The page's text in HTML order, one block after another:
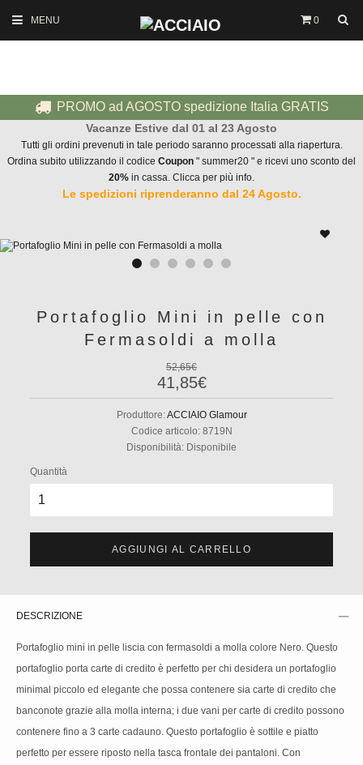
MENU 0
PROMO ad AGOSTO spedizione Italia GRATIS
Vacanze Estive dal 01 al 23 Agosto
Tutti gli ordini prevenuti in tale periodo saranno processati alla riapertura.
Ordina subito utilizzando il codice Coupon " summer20 " e ricevi uno sconto del
20% in cassa. Clicca per più info.
Le spedizioni riprenderanno dal 24 Agosto.
Portafoglio Mini in pelle con
Fermasoldi a molla
52,65€
41,85€
Produttore:ACCIAIO Glamour
Codice articolo: 8719N
Disponibilità: Disponibile
Quantità
AGGIUNGI AL CARRELLO
DESCRIZIONE
Portafoglio mini in pelle liscia con fermasoldi a molla colore Nero. Questo
portafoglio porta carte di credito è perfetto per chi desidera un portafoglio
minimal piccolo ed elegante che possa contenere sia carte di credito che
banconote grazie alla molla interna; i due vani per carte di credito possono
contenere fino a 3 carte cadauno. Questo portafoglio è sottile e piatto
perfetto per essere riposto nella tasca frontale dei pantaloni. Con